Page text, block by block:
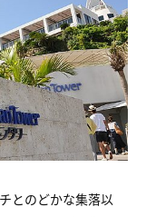
とのどかな集落以